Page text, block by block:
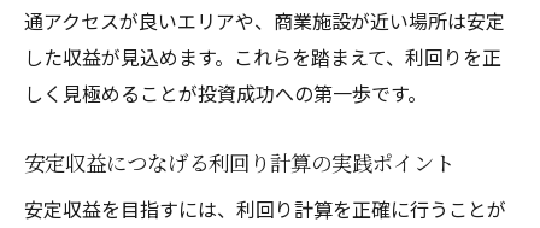
通アクセスが良いエリアや、商業施設が近い場所は安定
した収益が見込めます。これらを踏まえて、利回りを正
しく見極めることが投資成功への第一歩です。
安定収益につなげる利回り計算の実践ポイント
安定収益を目指すには、利回り計算を正確に行うことが